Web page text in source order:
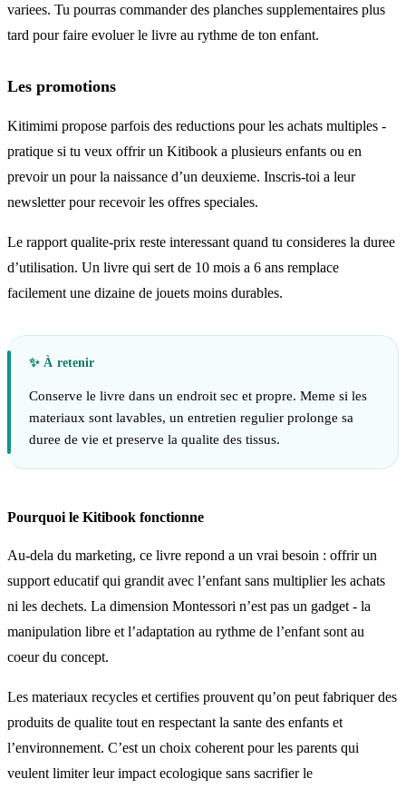
variees. Tu pourras commander des planches supplementaires plus
tard pour faire evoluer le livre au rythme de ton enfant.
Les promotions
Kitimimi propose parfois des reductions pour les achats multiples -
pratique si tu veux offrir un Kitibook a plusieurs enfants ou en
prevoir un pour la naissance d’un deuxieme. Inscris-toi a leur
newsletter pour recevoir les offres speciales.
Le rapport qualite-prix reste interessant quand tu consideres la duree
d’utilisation. Un livre qui sert de 10 mois a 6 ans remplace
facilement une dizaine de jouets moins durables.
Conserve le livre dans un endroit sec et propre. Meme si les
materiaux sont lavables, un entretien regulier prolonge sa
duree de vie et preserve la qualite des tissus.
Pourquoi le Kitibook fonctionne
Au-dela du marketing, ce livre repond a un vrai besoin : offrir un
support educatif qui grandit avec l’enfant sans multiplier les achats
ni les dechets. La dimension Montessori n’est pas un gadget - la
manipulation libre et l’adaptation au rythme de l’enfant sont au
coeur du concept.
Les materiaux recycles et certifies prouvent qu’on peut fabriquer des
produits de qualite tout en respectant la sante des enfants et
l’environnement. C’est un choix coherent pour les parents qui
veulent limiter leur impact ecologique sans sacrifier le